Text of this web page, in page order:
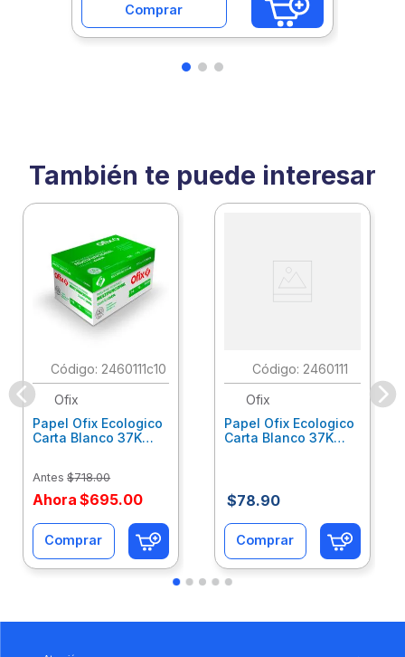
Comprar
También te puede interesar
: 2460111c10
Ofix
Papel Ofix Ecologico
Carta Blanco 37K
Antes $718.00
Ahora $695.00
Comprar
: 2460111
Ofix
Papel Ofix Ecologico
Carta Blanco 37K
$78.90
Comprar